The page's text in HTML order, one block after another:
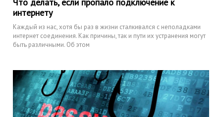
интернету
Каждый из нас, хотя бы раз в жизни сталкивался с неполадками
интернет соединения. Как причины, так и пути их устранения могут
быть различными. Об этом